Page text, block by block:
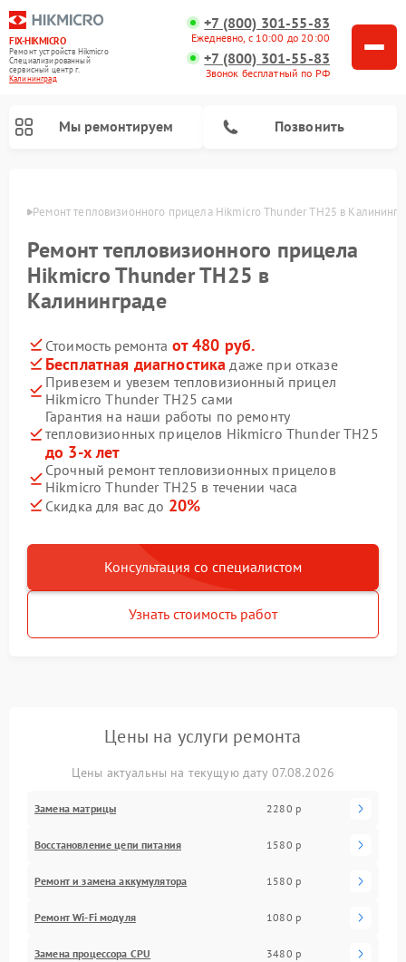
FIX-HIKMICRO
Ремонт устройств Hikmicro
Специализированный
cервисный центр г.
Калининград
+7 (800) 301-55-83
Ежедневно, с 10:00 до 20:00
+7 (800) 301-55-83
Звонок бесплатный по РФ
Мы ремонтируем Позвонить
Ремонт тепловизионного прицела Hikmicro Thunder TH25 в
Ремонт тепловизионного прицела
Hikmicro Thunder TH25 в
Калининграде
Стоимость ремонта от 480 руб.
Бесплатная диагностика даже при отказе
Привезем и увезем тепловизионный прицел
Hikmicro Thunder TH25 сами
Гарантия на наши работы по ремонту
тепловизионных прицелов Hikmicro Thunder TH25
до 3-х лет
Срочный ремонт тепловизионных прицелов
Hikmicro Thunder TH25 в течении часа
Скидка для вас до 20%
Консультация со специалистом
Узнать стоимость работ
Цены на услуги ремонта
Цены актуальны на текущую дату 07.08.2026
Замена матрицы 2280 р
Восстановление цепи питания 1580 р
Ремонт и замена аккумулятора 1580 р
Ремонт Wi-Fi модуля 1080 р
Замена процессора CPU 3480 р